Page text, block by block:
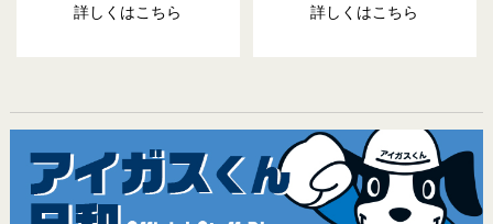
詳しくはこちら 詳しくはこちら